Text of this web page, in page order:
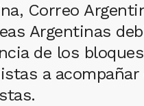
Correo
Argentinas
de los bloques
a acompañar